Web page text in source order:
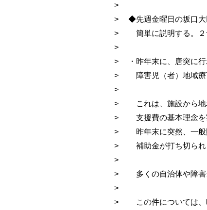
>
> ◆先週金曜日の坂口大
> 簡単に説明する。２
>
> ・昨年末に、唐突に行
> 障害児（者）地域療育
>
> これは、施設から地
> 支援費の基本理念を実
> 昨年末に突然、一般
> 補助金が打ち切られ
>
> 多くの自治体や障害当
>
> この件については、